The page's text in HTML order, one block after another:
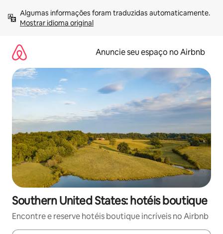
para
Mostrar idioma original
Anuncie seu espaço no Airbnb
Southern United States: hotéis boutique
Encontre e reserve hotéis boutique incríveis no Airbnb